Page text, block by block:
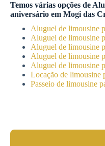
Temos várias opções de
aniversário em Mogi das
Aluguel de limousine
Aluguel de limousine
Aluguel de limousine
Aluguel de limousine
Aluguel de limousine
Locação de limousine
Passeio de limousine